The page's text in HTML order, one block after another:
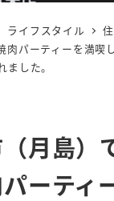
ライフスタイル 住
肉パーティーを満喫
した。
月島）
ーティ